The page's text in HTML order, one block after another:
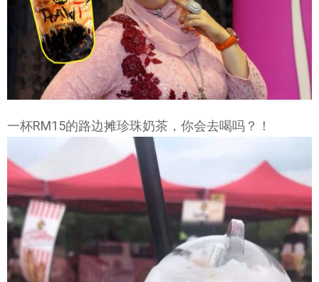
一杯RM15的路边摊珍珠奶茶，你会去喝吗？！